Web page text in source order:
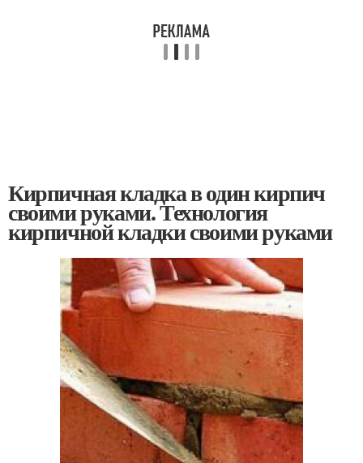
Кирпичная кладка в один кирпич
своими руками. Технология
кирпичной кладки своими руками